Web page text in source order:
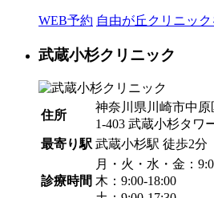
WEB予約 自由が丘クリニック
武蔵小杉クリニック
住所
神奈川県川崎市中原
1-403 武蔵小杉タワ
最寄り駅 武蔵小杉駅 徒歩2分
診療時間
月・火・水・金：
木：9:00-18:00